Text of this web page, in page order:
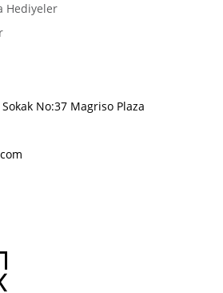
Hediyeler
No:37 Magriso Plaza